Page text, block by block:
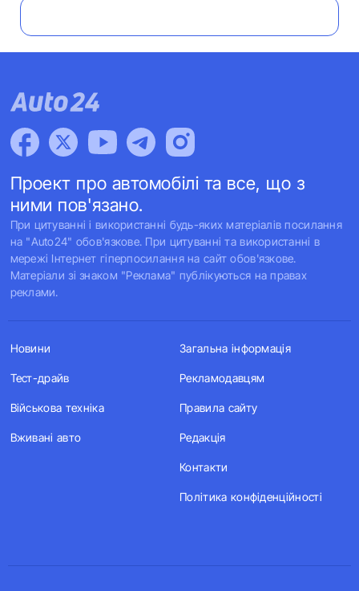
Проект про автомобілі та все, що з
ними пов'язано.
При цитуванні і використанні будь-яких матеріалів посилання
на "Auto24" обов'язкове. При цитуванні та використанні в
мережі Інтернет гіперпосилання на сайт обов'язкове.
Матеріали зі знаком "Реклама" публікуються на правах
реклами.
Новини
Тест-драйв
Військова техніка
Вживані авто
Загальна інформація
Рекламодавцям
Правила сайту
Редакція
Контакти
Політика конфіденційності